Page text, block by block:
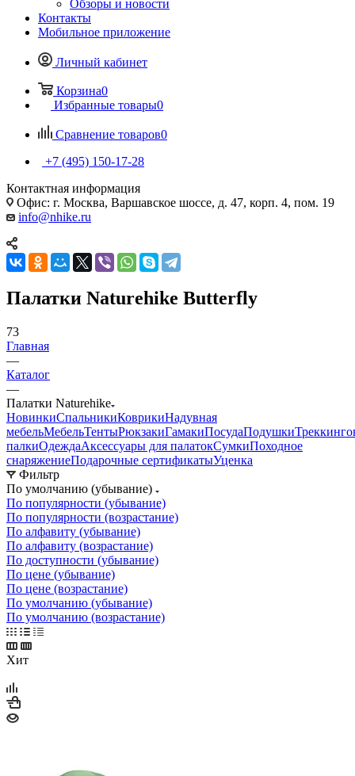
Обзоры и новости
Контакты
Мобильное приложение
Личный кабинет
Корзина0
Избранные товары0
Сравнение товаров0
+7 (495) 150-17-28
Контактная информация
Офис: г. Москва, Варшавское шоссе, д. 47, корп. 4, пом. 19
info@nhike.ru
Палатки Naturehike Butterfly
73
Главная
—
Каталог
—
Палатки Naturehike
НовинкиСпальникиКоврикиНадувная
мебельМебельТентыРюкзакиГамакиПосудаПодушки
палкиОдеждаАксессуары для палатокСумкиПоходное
снаряжениеПодарочные сертификатыУценка
Фильтр
По умолчанию (убывание)
По популярности (убывание)
По популярности (возрастание)
По алфавиту (убывание)
По алфавиту (возрастание)
По доступности (убывание)
По цене (убывание)
По цене (возрастание)
По умолчанию (убывание)
По умолчанию (возрастание)
Хит